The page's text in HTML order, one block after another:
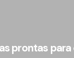
prontas